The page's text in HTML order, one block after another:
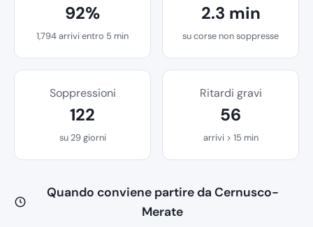
92%
1,794 arrivi entro 5 min
2.3 min
su corse non soppresse
Soppressioni
122
su 29 giorni
Ritardi gravi
56
arrivi > 15 min
Quando conviene partire da Cernusco-
Merate